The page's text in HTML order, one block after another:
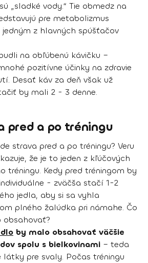
„sladké vody.“ Tie obmedz na
pre metabolizmus
z hlavných spúšťačov
na obľúbenú kávičku –
pozitívne účinky na zdravie
Desať káv za deň však už
by mali 2 - 3 denne.
pred a po tréningu
strava pred a po tréningu? Veru
že je to jeden z kľúčových
tréningu. Kedy pred tréningom by
- zväčša stačí 1-2
jedla, aby si sa vyhla
plného žalúdka pri námahe. Čo
by malo obsahovať väčšie
spolu s bielkovinami – teda
látky pre svaly. Počas tréningu